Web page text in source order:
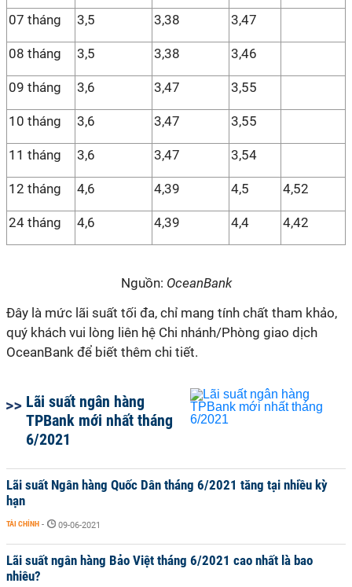
07 tháng 3,5 3,38 3,47
08 tháng 3,5 3,38 3,46
09 tháng 3,6 3,47 3,55
10 tháng 3,6 3,47 3,55
11 tháng 3,6 3,47 3,54
12 tháng 4,6 4,39 4,5 4,52
24 tháng 4,6 4,39 4,4 4,42
Nguồn: OceanBank
Đây là mức lãi suất tối đa, chỉ mang tính chất tham khảo,
quý khách vui lòng liên hệ Chi nhánh/Phòng giao dịch
OceanBank để biết thêm chi tiết.
Lãi suất ngân hàng
TPBank mới nhất tháng
6/2021
Lãi suất Ngân hàng Quốc Dân tháng 6/2021 tăng tại nhiều kỳ
hạn
TÀI CHÍNH - 09-06-2021
Lãi suất ngân hàng Bảo Việt tháng 6/2021 cao nhất là bao
nhiêu?